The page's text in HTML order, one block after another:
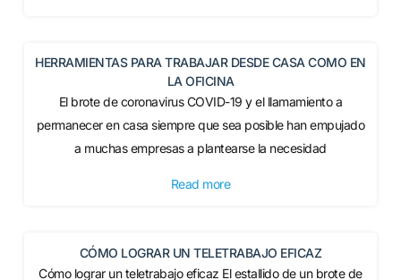
HERRAMIENTAS PARA TRABAJAR DESDE CASA COMO EN
LA OFICINA
El brote de coronavirus COVID-19 y el llamamiento a
permanecer en casa siempre que sea posible han empujado
a muchas empresas a plantearse la necesidad
Read more
CÓMO LOGRAR UN TELETRABAJO EFICAZ
Cómo lograr un teletrabajo eficaz El estallido de un brote de